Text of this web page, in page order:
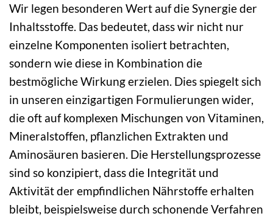
Wir legen besonderen Wert auf die Synergie der
Inhaltsstoffe. Das bedeutet, dass wir nicht nur
einzelne Komponenten isoliert betrachten,
sondern wie diese in Kombination die
bestmögliche Wirkung erzielen. Dies spiegelt sich
in unseren einzigartigen Formulierungen wider,
die oft auf komplexen Mischungen von Vitaminen,
Mineralstoffen, pflanzlichen Extrakten und
Aminosäuren basieren. Die Herstellungsprozesse
sind so konzipiert, dass die Integrität und
Aktivität der empfindlichen Nährstoffe erhalten
bleibt, beispielsweise durch schonende Verfahren